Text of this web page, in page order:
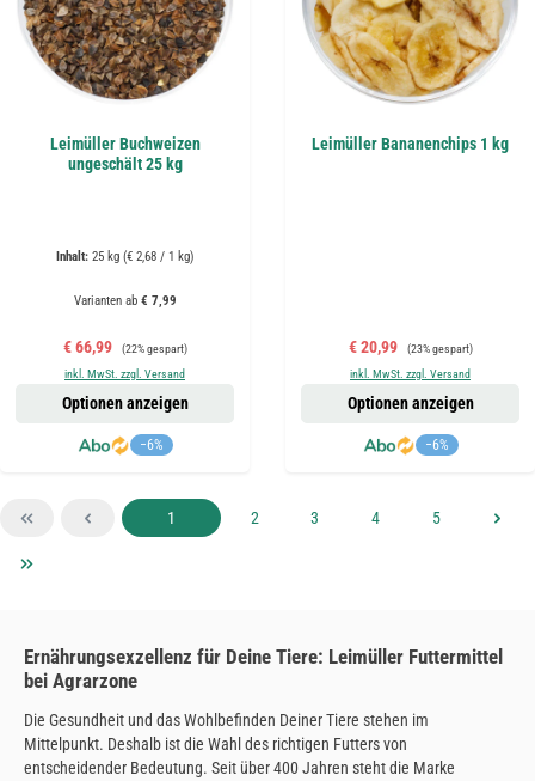
Leimüller Buchweizen
ungeschält 25 kg
Inhalt: 25 kg (€ 2,68 / 1 kg)
Varianten ab€ 7,99
Verkaufspreis:
€ 66,99 Regulärer Preis:
(22% gespart)
inkl. MwSt. zzgl. Versand
−6%
Optionen anzeigen
Leimüller Bananenchips 1 kg
Verkaufspreis:
€ 20,99 Regulärer Preis:
(23% gespart)
inkl. MwSt. zzgl. Versand
−6%
Optionen anzeigen
Seite
1 Seite
2 Seite
3 Seite
4 Seite
5
Ernährungsexzellenz für Deine Tiere: Leimüller Futtermittel
bei Agrarzone
Die Gesundheit und das Wohlbefinden Deiner Tiere stehen im
Mittelpunkt. Deshalb ist die Wahl des richtigen Futters von
entscheidender Bedeutung. Seit über 400 Jahren steht die Marke